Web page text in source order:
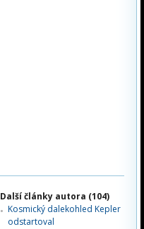
Další články autora (104)
Kosmický dalekohled Kepler
odstartoval